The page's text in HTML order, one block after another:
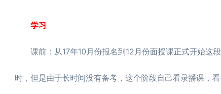
学习
课前：从17年10月份报名到12月份面授课正式开始这
时，但是由于长时间没有备考，这个阶段自己看录播课，